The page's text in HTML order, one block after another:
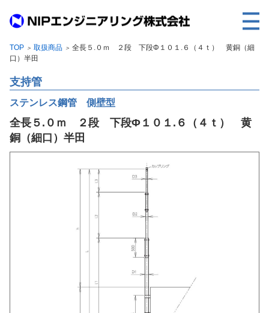
TOP
事業内容
取扱製品
各種実績
会社案内
個人データの共同利用について
TOP ＞ 取扱商品 ＞ 全長５.０ｍ ２段 下段Φ１０１.６（４ｔ） 黄銅（細
口）半田
支持管
ステンレス鋼管 側壁型
全長５.０ｍ ２段 下段Φ１０１.６（４ｔ） 黄
銅（細口）半田